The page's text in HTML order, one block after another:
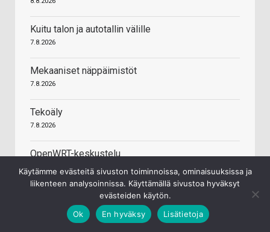
Kuitu talon ja autotallin välille
7.8.2026
Mekaaniset näppäimistöt
7.8.2026
Tekoäly
7.8.2026
OpenWRT-keskustelu
7.8.2026
Käytämme evästeitä sivuston toiminnoissa, ominaisuuksissa ja
liikenteen analysoinnissa. Käyttämällä sivustoa hyväksyt
evästeiden käytön.
Ok
En hyväksy Lisätietoja